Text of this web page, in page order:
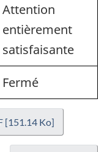
Attention
entièrement
satisfaisante
Fermé
[151.14 Ko]